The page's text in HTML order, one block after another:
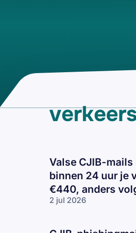
Valse CJIB-mails
binnen 24 uur je
€440, anders
2 jul 2026